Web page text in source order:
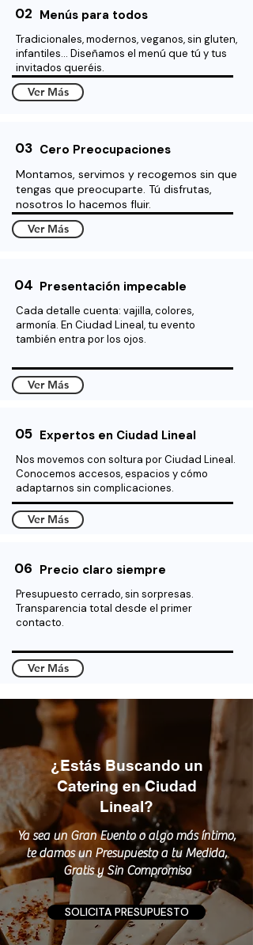
02 Menús para todos
Tradicionales, modernos, veganos, sin gluten,
infantiles… Diseñamos el menú que tú y tus
invitados queréis.
Ver Más
03 Cero Preocupaciones
Montamos, servimos y recogemos sin que
tengas que preocuparte. Tú disfrutas,
nosotros lo hacemos fluir.
Ver Más
04 Presentación impecable
Cada detalle cuenta: vajilla, colores,
armonía. En Ciudad Lineal, tu evento
también entra por los ojos.
Ver Más
05 Expertos en Ciudad Lineal
Nos movemos con soltura por Ciudad Lineal.
Conocemos accesos, espacios y cómo
adaptarnos sin complicaciones.
Ver Más
06 Precio claro siempre
Presupuesto cerrado, sin sorpresas.
Transparencia total desde el primer
contacto.
Ver Más
¿Estás Buscando un
Catering en Ciudad
Lineal?
Ya sea un Gran Evento o algo más íntimo,
te damos un Presupuesto a tu Medida,
Gratis y Sin Compromiso
SOLICITA PRESUPUESTO